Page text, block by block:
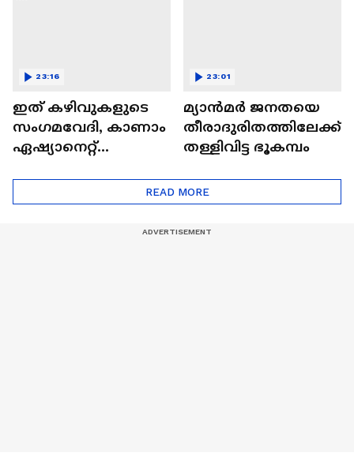
ഇത് കഴിവുകളുടെ
സംഗമവേദി, കാണാം
ഏഷ്യാനെറ്റ്
23:16
മ്യാൻമർ ജനതയെ
തീരാദുരിതത്തിലേക്ക്
തള്ളിവിട്ട ഭൂകമ്പം
23:01
READ MORE